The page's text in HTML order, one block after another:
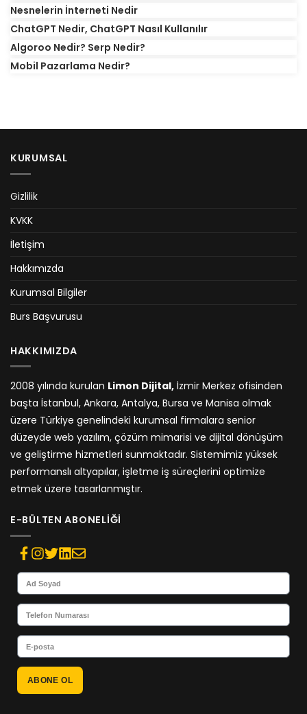
Nesnelerin İnterneti Nedir
ChatGPT Nedir, ChatGPT Nasıl Kullanılır
Algoroo Nedir? Serp Nedir?
Mobil Pazarlama Nedir?
KURUMSAL
Gizlilik
KVKK
İletişim
Hakkımızda
Kurumsal Bilgiler
Burs Başvurusu
HAKKIMIZDA
2008 yılında kurulan Limon Dijital, İzmir Merkez ofisinden
başta İstanbul, Ankara, Antalya, Bursa ve Manisa olmak
üzere Türkiye genelindeki kurumsal firmalara senior
düzeyde web yazılım, çözüm mimarisi ve dijital dönüşüm
ve geliştirme hizmetleri sunmaktadır. Sistemimiz yüksek
performanslı altyapılar, işletme iş süreçlerini optimize
etmek üzere tasarlanmıştır.
E-BÜLTEN ABONELIĞI
ABONE OL